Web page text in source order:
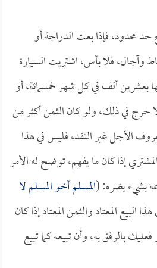
محدود، فإذا بعت الدراجة أو
وآجال، فلا بأس، اشتريت السيارة
بعشرين ألف في كل شهر خمسمائة، أو
حرج في ذلك، ولو كان الثمن أكثر من
الأجل غير النقد، فليس في هذا
إذا كان ما يفهم، توضح له الأمر
بشيء يضره: (المسلم أخو المسلم لا
البيع المعتاد والثمن المعتاد إذا كان
بالرفق به، وأن تبيعه كما تبيع